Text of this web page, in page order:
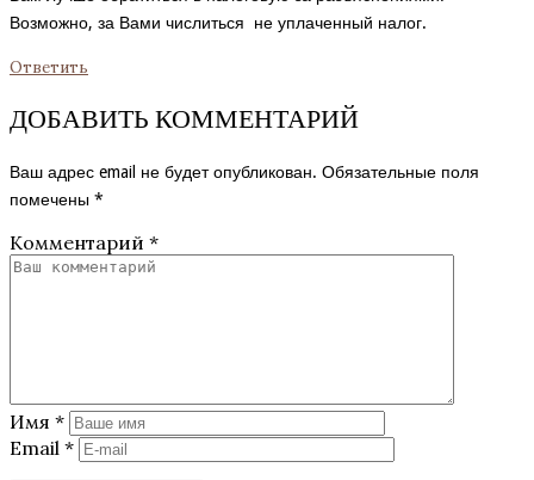
Возможно, за Вами числиться не уплаченный налог.
Ответить
ДОБАВИТЬ КОММЕНТАРИЙ
Ваш адрес email не будет опубликован. Обязательные поля
помечены *
Комментарий *
Имя *
Email *